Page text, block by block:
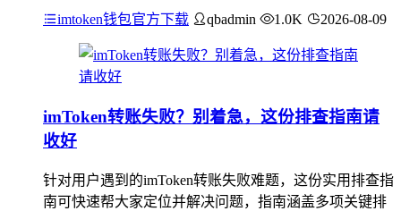
imtoken钱包官方下载 qbadmin 1.0K 2026-08-09
imToken转账失败？别着急，这份排查指南请
收好
针对用户遇到的imToken转账失败难题，这份实用排查指
南可快速帮大家定位并解决问题，指南涵盖多项关键排